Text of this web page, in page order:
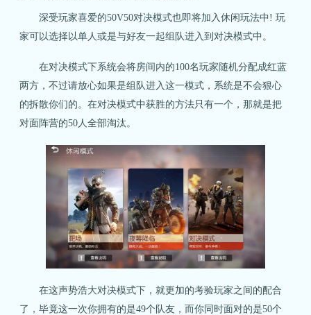
深受玩家喜爱的50V50对决模式也即将加入休闲玩法中! 玩
家可以选择以单人或是与好友一起组队进入到对决模式中。
在对决模式下系统会将房间内的100名玩家随机分配成红蓝
两方，不过请放心如果是组队进入这一模式，系统是不会狠心
的拆散你们的。在对决模式中获胜的方法只有一个，那就是把
对面阵营的50人全部淘汰。
在这声势浩大对决模式下，就更加的考验玩家之间的配合
了，毕竟这一次你拥有的是49个队友，而你同时面对的是50个
关注微博： 荒野行动官方微博 关注微信：网易荒野行动